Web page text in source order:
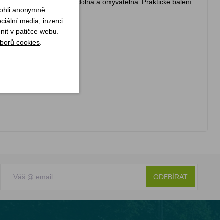
strana je voděodolná a omyvatelná. Praktické balení.
ODEBÍRAT
anonymně
média, inzerci
v patičce webu.
cookies